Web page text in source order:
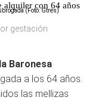
alquiler con 64 años
gestación
Baronesa
a los 64 años.
las mellizas